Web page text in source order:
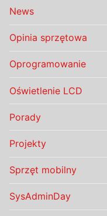
News
Opinia sprzętowa
Oprogramowanie
Oświetlenie LCD
Porady
Projekty
Sprzęt mobilny
SysAdminDay